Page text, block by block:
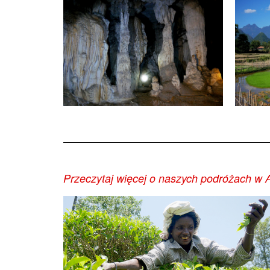
Przeczytaj więcej o naszych podróżach w